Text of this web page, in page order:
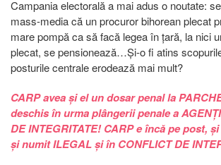
Campania electorală a mai adus o noutate:
mass-media că un procuror bihorean plecat
mare pompă ca să facă legea în țară, la nici
plecat, se pensionează…Și-o fi atins
posturile centrale erodează mai mult?
CARP avea și el un dosar penal la
deschis în urma plângerii penale a
DE INTEGRITATE! CARP e încă pe post,
și numit ILEGAL și în CONFLICT DE